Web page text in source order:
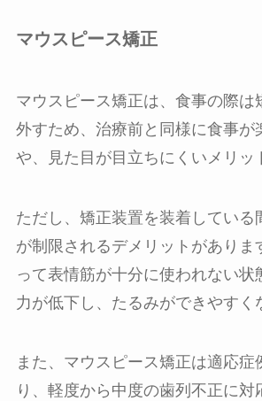
マウスピース矯正
マウスピース矯正は、食事の際は
外すため、治療前と同様に食事が
や、見た目が目立ちにくいメリッ
ただし、矯正装置を装着している
が制限されるデメリットがありま
って表情筋が十分に使われない状
力が低下し、たるみができやすく
また、マウスピース矯正は適応症
り、軽度から中度の歯列不正に対